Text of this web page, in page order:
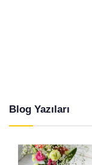
Blog Yazıları